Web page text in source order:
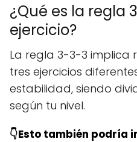
¿Qué es la regla
ejercicio?
La regla 3-3-3 implica
tres ejercicios
estabilidad, siendo
según tu nivel.
👇Esto también podría